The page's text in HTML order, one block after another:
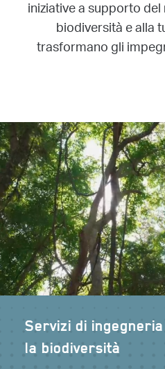
iniziative a supporto
biodiversità e alla
trasformano gli
Servizi di
la biodiversità
Riduzione
plastica nei progetti